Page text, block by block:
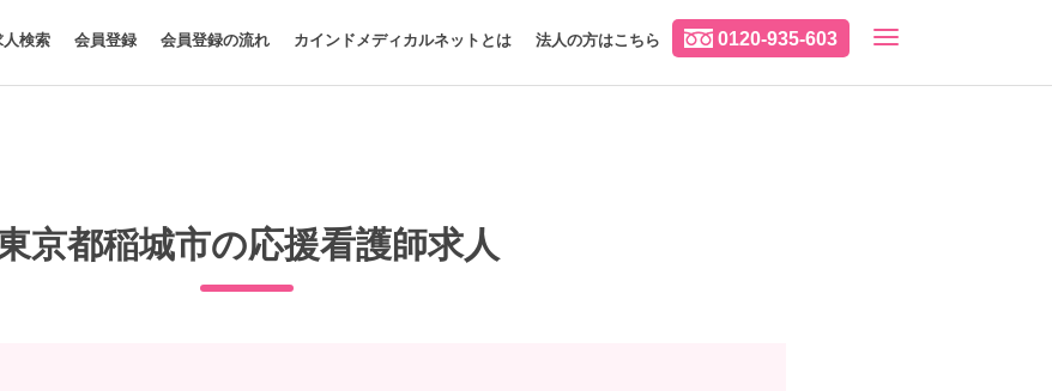
0120-935-603
人検索 会員登録 会員登録の流れ カインドメディカルネットとは 法人の方はこちら
京都稲城市の応援看護師求人